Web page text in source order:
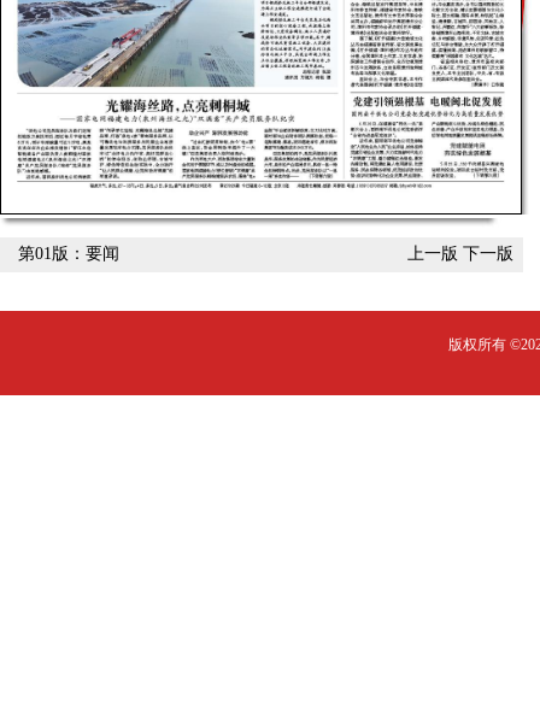
第01版：要闻 上一版 下一版
版权所有